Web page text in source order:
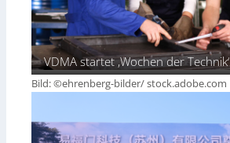
VDMA startet ‚Wochen der Technik‘
Bild: ©ehrenberg-bilder/ stock.adobe.com